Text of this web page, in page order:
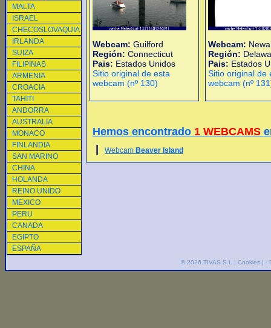
MALTA
ISRAEL
CHECOSLOVAQUIA
IRLANDA
SUIZA
FILIPINAS
ARMENIA
CROACIA
TAHITI
ANDORRA
AUSTRALIA
MONACO
FINLANDIA
SAN MARINO
CHINA
HOLANDA
REINO UNIDO
MEXICO
PERU
CANADA
EGIPTO
ESPAÑA
Webcam: Guilford
Región: Connecticut
Pais: Estados Unidos
Sitio original de esta
webcam (nº 130)
Webcam:
Región:
Pais: Estados
Sitio original de
webcam (nº
Hemos encontrado 1 WEBCAMS
Webcam Beaver Island
© 2026 TIVAS S.L | Cookies| -